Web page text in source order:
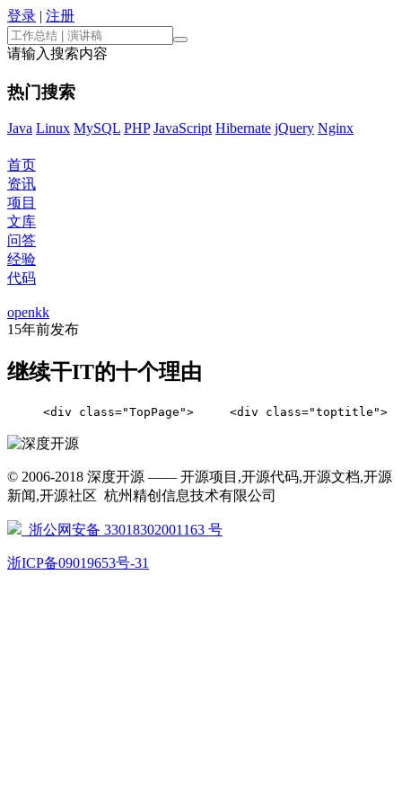
登录 | 注册
请输入搜索内容
热门搜索
Java Linux MySQL PHP JavaScript Hibernate jQuery Nginx
首页
资讯
项目
文库
问答
经验
代码
openkk
15年前发布
继续干IT的十个理由
<div class="TopPage">     <div class="toptitle">
© 2006-2018 深度开源 —— 开源项目,开源代码,开源文档,开源
新闻,开源社区 杭州精创信息技术有限公司
浙公网安备 33018302001163 号
浙ICP备09019653号-31